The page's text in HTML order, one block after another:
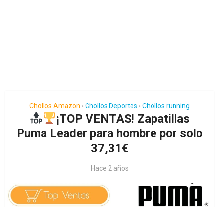
Chollos Amazon • Chollos Deportes • Chollos running
¡TOP VENTAS! Zapatillas
Puma Leader para hombre por solo
37,31€
Hace 2 años